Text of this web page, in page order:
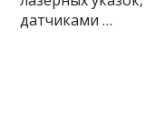
датчиками …